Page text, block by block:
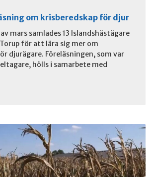
om krisberedskap för djur
mars samlades 13 Islandshästägare
Torup för att lära sig mer om
djurägare. Föreläsningen, som var
hölls i samarbete med